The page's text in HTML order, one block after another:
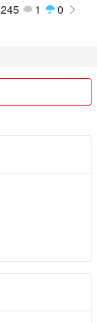
245 1 0